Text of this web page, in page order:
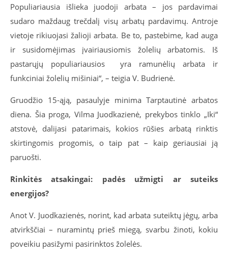
Populiariausia išlieka juodoji arbata – jos pardavimai
sudaro maždaug trečdalį visų arbatų pardavimų. Antroje
vietoje rikiuojasi žalioji arbata. Be to, pastebime, kad auga
ir susidomėjimas įvairiausiomis žolelių arbatomis. Iš
pastarųjų populiariausios yra ramunėlių arbata ir
funkciniai žolelių mišiniai“, – teigia V. Budrienė.
Gruodžio 15-ąją, pasaulyje minima Tarptautinė arbatos
diena. Šia proga, Vilma Juodkazienė, prekybos tinklo „Iki“
atstovė, dalijasi patarimais, kokios rūšies arbatą rinktis
skirtingomis progomis, o taip pat – kaip geriausiai ją
paruošti.
Rinkitės atsakingai: padės užmigti ar suteiks
energijos?
Anot V. Juodkazienės, norint, kad arbata suteiktų jėgų, arba
atvirkščiai – nuramintų prieš miegą, svarbu žinoti, kokiu
poveikiu pasižymi pasirinktos žolelės.